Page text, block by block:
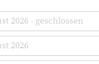
2026 - geschlossen
2026